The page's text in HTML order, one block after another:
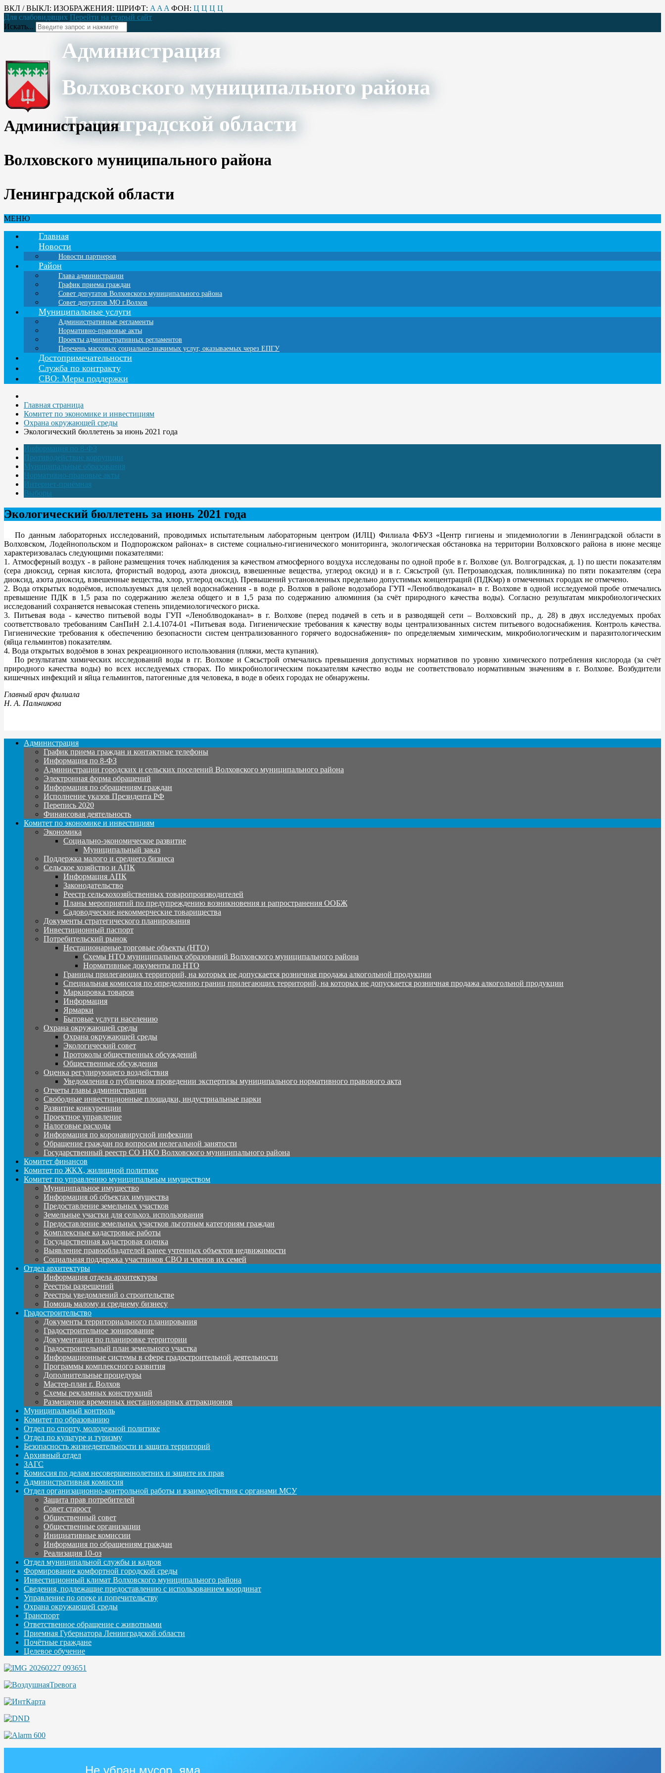
ВКЛ / ВЫКЛ: ИЗОБРАЖЕНИЯ: ШРИФТ: A A A ФОН: Ц Ц Ц Ц
Для слабовидящих Перейти на старый сайт
Искать...
Администрация
Волховского муниципального района
Ленинградской области
Администрация
Волховского муниципального района
Ленинградской области
МЕНЮ
Главная
Новости
Новости партнеров
Район
Глава администрации
График приема граждан
Совет депутатов Волховского муниципального района
Совет депутатов МО г.Волхов
Муниципальные услуги
Административные регламенты
Нормативно-правовые акты
Проекты административных регламентов
Перечень массовых социально-значимых услуг, оказываемых через ЕПГУ
Достопримечательности
Служба по контракту
СВО: Меры поддержки
Главная страница
Комитет по экономике и инвестициям
Охрана окружающей среды
Экологический бюллетень за июнь 2021 года
Информация по 8-ФЗ
Противодействие коррупции
Муниципальные образования
Нормативно-правовые акты
Интернет-приёмная
Выборы
Экологический бюллетень за июнь 2021 года
По данным лабораторных исследований, проводимых испытательным лабораторным центром (ИЛЦ) Филиала ФБУЗ «Центр гигиены и эпидемиологии в Ленинградской области в
Волховском, Лодейнопольском и Подпорожском районах» в системе социально-гигиенического мониторинга, экологическая обстановка на территории Волховского района в июне месяце
характеризовалась следующими показателями:
1. Атмосферный воздух - в районе размещения точек наблюдения за качеством атмосферного воздуха исследованы по одной пробе в г. Волхове (ул. Волгоградская, д. 1) по шести показателям
(сера диоксид, серная кислота, фтористый водород, азота диоксид, взвешенные вещества, углерод оксид) и в г. Сясьстрой (ул. Петрозаводская, поликлиника) по пяти показателям (сера
диоксид, азота диоксид, взвешенные вещества, хлор, углерод оксид). Превышений установленных предельно допустимых концентраций (ПДКмр) в отмеченных городах не отмечено.
2. Вода открытых водоёмов, используемых для целей водоснабжения - в воде р. Волхов в районе водозабора ГУП «Леноблводоканал» в г. Волхове в одной исследуемой пробе отмечались
превышение ПДК в 1,5 раза по содержанию железа общего и в 1,5 раза по содержанию алюминия (за счёт природного качества воды). Согласно результатам микробиологических
исследований сохраняется невысокая степень эпидемиологического риска.
3. Питьевая вода - качество питьевой воды ГУП «Леноблводоканал» в г. Волхове (перед подачей в сеть и в разводящей сети – Волховский пр., д. 28) в двух исследуемых пробах
соответствовало требованиям СанПиН 2.1.4.1074-01 «Питьевая вода. Гигиенические требования к качеству воды централизованных систем питьевого водоснабжения. Контроль качества.
Гигиенические требования к обеспечению безопасности систем централизованного горячего водоснабжения» по определяемым химическим, микробиологическим и паразитологическим
(яйца гельминтов) показателям.
4. Вода открытых водоёмов в зонах рекреационного использования (пляжи, места купания).
По результатам химических исследований воды в гг. Волхове и Сясьстрой отмечались превышения допустимых нормативов по уровню химического потребления кислорода (за счёт
природного качества воды) во всех исследуемых створах. По микробиологическим показателям качество воды не соответствовало нормативным значениям в г. Волхове. Возбудители
кишечных инфекций и яйца гельминтов, патогенные для человека, в воде в обеих городах не обнаружены.
Главный врач филиала
Н. А. Пальчикова
Администрация
График приема граждан и контактные телефоны
Информация по 8-ФЗ
Администрации городских и сельских поселений Волховского муниципального района
Электронная форма обращений
Информация по обращениям граждан
Исполнение указов Президента РФ
Перепись 2020
Финансовая деятельность
Комитет по экономике и инвестициям
Экономика
Социально-экономическое развитие
Муниципальный заказ
Поддержка малого и среднего бизнеса
Сельское хозяйство и АПК
Информация АПК
Законодательство
Реестр сельскохозяйственных товаропроизводителей
Планы мероприятий по предупреждению возникновения и рапространения ООБЖ
Садоводческие некоммерческие товарищества
Документы стратегического планирования
Инвестиционный паспорт
Потребительский рынок
Нестационарные торговые объекты (НТО)
Схемы НТО муниципальных образований Волховского муниципального района
Нормативные документы по НТО
Границы прилегающих территорий, на которых не допускается розничная продажа алкогольной продукции
Специальная комиссия по определению границ прилегающих территорий, на которых не допускается розничная продажа алкогольной продукции
Маркировка товаров
Информация
Ярмарки
Бытовые услуги населению
Охрана окружающей среды
Охрана окружающей среды
Экологический совет
Протоколы общественных обсуждений
Общественные обсуждения
Оценка регулирующего воздействия
Уведомления о публичном проведении экспертизы муниципального нормативного правового акта
Отчеты главы администрации
Свободные инвестиционные площадки, индустриальные парки
Развитие конкуренции
Проектное управление
Налоговые расходы
Информация по коронавирусной инфекции
Обращение граждан по вопросам нелегальной занятости
Государственный реестр СО НКО Волховского муниципального района
Комитет финансов
Комитет по ЖКХ, жилищной политике
Комитет по управлению муниципальным имуществом
Муниципальное имущество
Информация об объектах имущества
Предоставление земельных участков
Земельные участки для сельхоз. использования
Предоставление земельных участков льготным категориям граждан
Комплексные кадастровые работы
Государственная кадастровая оценка
Выявление правообладателей ранее учтенных объектов недвижимости
Социальная поддержка участников СВО и членов их семей
Отдел архитектуры
Информация отдела архитектуры
Реестры разрешений
Реестры уведомлений о строительстве
Помощь малому и среднему бизнесу
Градостроительство
Документы территориального планирования
Градостроительное зонирование
Документация по планировке территории
Градостроительный план земельного участка
Информационные системы в сфере градостроительной деятельности
Программы комплексного развития
Дополнительные процедуры
Мастер-план г. Волхов
Схемы рекламных конструкций
Размещение временных нестационарных аттракционов
Муниципальный контроль
Комитет по образованию
Отдел по спорту, молодежной политике
Отдел по культуре и туризму
Безопасность жизнедеятельности и защита территорий
Архивный отдел
ЗАГС
Комиссия по делам несовершеннолетних и защите их прав
Административная комиссия
Отдел организационно-контрольной работы и взаимодействия с органами МСУ
Защита прав потребителей
Совет старост
Общественный совет
Общественные организации
Инициативные комиссии
Информация по обращениям граждан
Реализация 10-оз
Отдел муниципальной службы и кадров
Формирование комфортной городской среды
Инвестиционный климат Волховского муниципального района
Сведения, подлежащие предоставлению с использованием координат
Управление по опеке и попечительству
Охрана окружающей среды
Транспорт
Ответственное обращение с животными
Приемная Губернатора Ленинградской области
Почётные граждане
Целевое обучение
Не убран мусор, яма